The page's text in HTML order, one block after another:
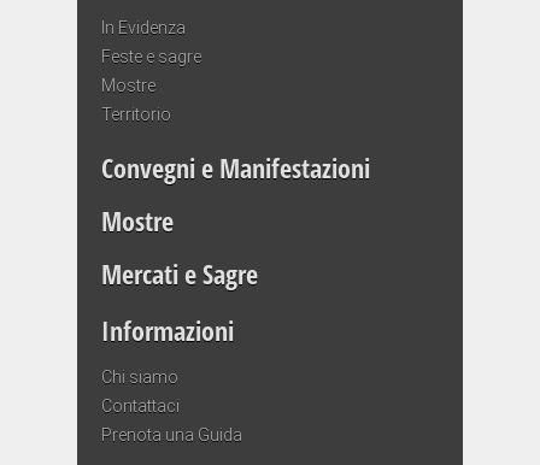
In Evidenza
Feste e sagre
Mostre
Territorio
Convegni e Manifestazioni
Mostre
Mercati e Sagre
Informazioni
Chi siamo
Contattaci
Prenota una Guida